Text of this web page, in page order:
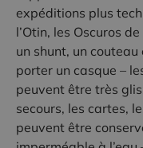
expéditions plus
l’Otin, les Oscuros
un shunt, un
porter un casque –
peuvent être très
secours, les cartes,
peuvent être